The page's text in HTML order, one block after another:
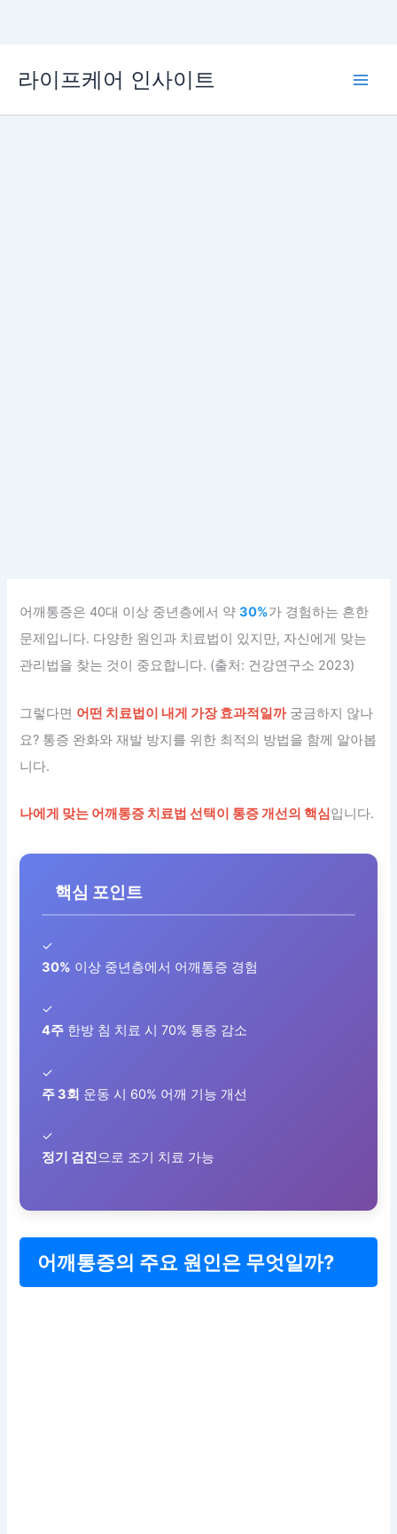
로
라이프케어 인사이트
어깨통증은 40대 이상 중년층에서 약30%가 경험하는 흔한
문제입니다. 다양한 원인과 치료법이 있지만, 자신에게 맞는
관리법을 찾는 것이 중요합니다. (출처: 건강연구소 2023)
그렇다면 어떤 치료법이 내게 가장 효과적일까궁금하지 않나
요? 통증 완화와 재발 방지를 위한 최적의 방법을 함께 알아봅
니다.
나에게 맞는 어깨통증 치료법 선택이 통증 개선의 핵심입니다.
핵심 포인트
✓
30% 이상 중년층에서 어깨통증 경험
✓
4주 한방 침 치료 시 70% 통증 감소
✓
주 3회 운동 시 60% 어깨 기능 개선
✓
정기 검진으로 조기 치료 가능
어깨통증의 주요 원인은 무엇일까?